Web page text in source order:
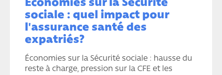
Économies sur la Sécurité
sociale : quel impact pour
l'assurance santé des
expatriés?
Économies sur la Sécurité sociale : hausse du
reste à charge, pression sur la CFE et les